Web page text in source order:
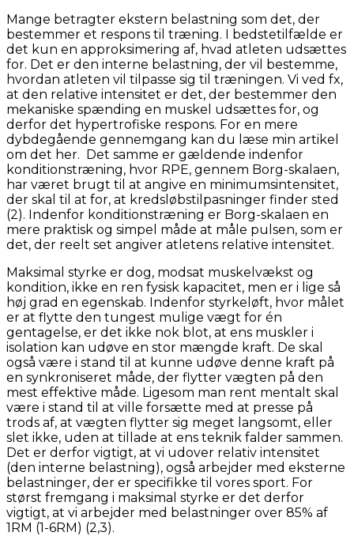
Mange betragter ekstern belastning som det, der
bestemmer et respons til træning. I bedstetilfælde er
det kun en approksimering af, hvad atleten udsættes
for. Det er den interne belastning, der vil bestemme,
hvordan atleten vil tilpasse sig til træningen. Vi ved fx,
at den relative intensitet er det, der bestemmer den
mekaniske spænding en muskel udsættes for, og
derfor det hypertrofiske respons. For en mere
dybdegående gennemgang kan du læse min artikel
om det her. Det samme er gældende indenfor
konditionstræning, hvor RPE, gennem Borg-skalaen,
har været brugt til at angive en minimumsintensitet,
der skal til at for, at kredsløbstilpasninger finder sted
(2). Indenfor konditionstræning er Borg-skalaen en
mere praktisk og simpel måde at måle pulsen, som er
det, der reelt set angiver atletens relative intensitet.
Maksimal styrke er dog, modsat muskelvækst og
kondition, ikke en ren fysisk kapacitet, men er i lige så
høj grad en egenskab. Indenfor styrkeløft, hvor målet
er at flytte den tungest mulige vægt for én
gentagelse, er det ikke nok blot, at ens muskler i
isolation kan udøve en stor mængde kraft. De skal
også være i stand til at kunne udøve denne kraft på
en synkroniseret måde, der flytter vægten på den
mest effektive måde. Ligesom man rent mentalt skal
være i stand til at ville forsætte med at presse på
trods af, at vægten flytter sig meget langsomt, eller
slet ikke, uden at tillade at ens teknik falder sammen.
Det er derfor vigtigt, at vi udover relativ intensitet
(den interne belastning), også arbejder med eksterne
belastninger, der er specifikke til vores sport. For
størst fremgang i maksimal styrke er det derfor
vigtigt, at vi arbejder med belastninger over 85% af
1RM (1-6RM) (2,3).